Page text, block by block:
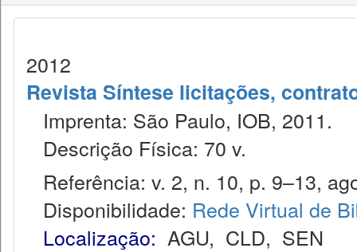
2012
Revista Síntese licitações,
Imprenta: São Paulo, IOB, 2011.
Descrição Física: 70 v.
Referência: v. 2, n. 10, p. 9–13,
Disponibilidade: Rede Virtual de
Localização: AGU, CLD, SEN